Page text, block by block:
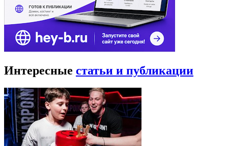
Интересные статьи и публикации